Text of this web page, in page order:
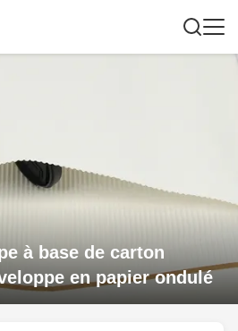
à base de carton
en papier ondulé